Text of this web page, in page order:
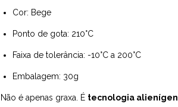
Cor: Bege
Ponto de gota: 210°C
Faixa de tolerância: -10°C a 200°C
Embalagem: 30g
Não é apenas graxa. É tecnologia